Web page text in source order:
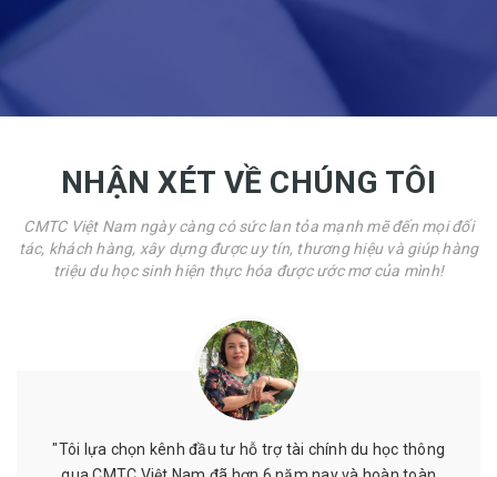
NHẬN XÉT VỀ CHÚNG TÔI
CMTC Việt Nam ngày càng có sức lan tỏa mạnh mẽ đến mọi đối
tác, khách hàng, xây dựng được uy tín, thương hiệu và giúp hàng
triệu du học sinh hiện thực hóa được ước mơ của mình!
"Mình đã từng được hỗ trợ chứng minh tài chính ở